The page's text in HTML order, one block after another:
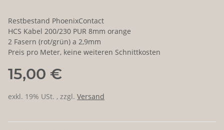
Restbestand PhoenixContact
HCS Kabel 200/230 PUR 8mm orange
2 Fasern (rot/grün) a 2,9mm
Preis pro Meter, keine weiteren Schnittkosten
15,00 €
exkl. 19% USt. , zzgl. Versand